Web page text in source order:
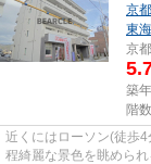
京
東
京
築
階
近くにはローソン(徒歩
程綺麗な景色を眺めら